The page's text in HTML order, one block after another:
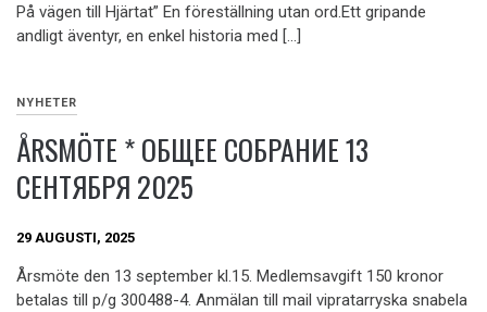
På vägen till Hjärtat” En föreställning utan ord.Ett gripande
andligt äventyr, en enkel historia med […]
NYHETER
ÅRSMÖTE * ОБЩЕЕ СОБРАНИЕ 13
СЕНТЯБРЯ 2025
29 AUGUSTI, 2025
Årsmöte den 13 september kl.15. Medlemsavgift 150 kronor
betalas till p/g 300488-4. Anmälan till mail vipratarryska snabela